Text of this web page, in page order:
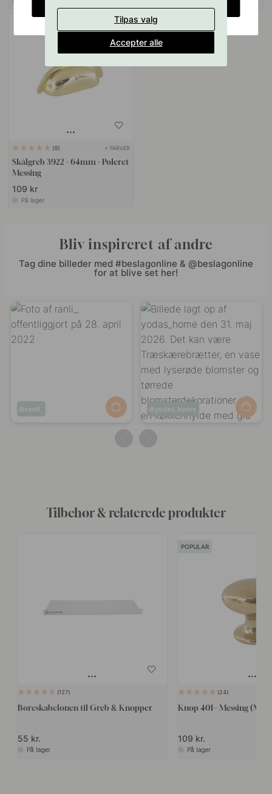
8 + FARVER
Skålgreb 3922 - 64mm - Poleret
Messing
109 kr
På lager
Bliv inspireret af andre
Tag dine billeder med #beslagonline & @beslagonline
for at blive set her!
Opslag
ranli_
Opslag
yodas_home
Tilbehør & relaterede produkter
127
Boreskabelonen til Greb & Knopper
55 kr.
På lager
POPULAR
24
Knop 401 - Messing (Mat)
109 kr.
På lager
Tilpas valg
Accepter alle